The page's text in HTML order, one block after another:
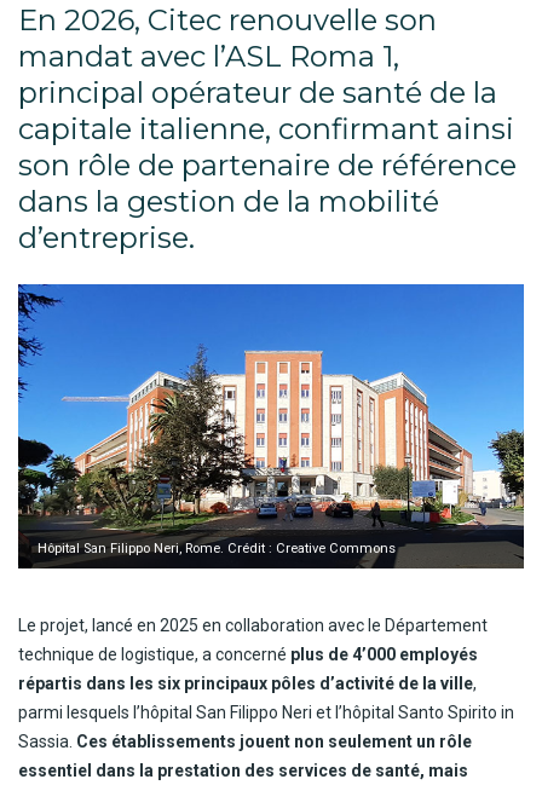
En 2026, Citec renouvelle son
mandat avec l’ASL Roma 1,
principal opérateur de santé de la
capitale italienne, confirmant ainsi
son rôle de partenaire de référence
dans la gestion de la mobilité
d’entreprise.
Hôpital San Filippo Neri, Rome. Crédit : Creative Commons
Le projet, lancé en 2025 en collaboration avec le Département
technique de logistique, a concerné plus de 4’000 employés
répartis dans les six principaux pôles d’activité de la ville,
parmi lesquels l’hôpital San Filippo Neri et l’hôpital Santo Spirito in
Sassia. Ces établissements jouent non seulement un rôle
essentiel dans la prestation des services de santé, mais